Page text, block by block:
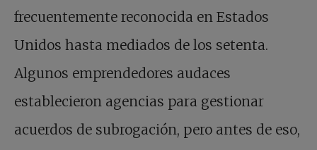
frecuentemente reconocida en Estados
Unidos hasta mediados de los setenta.
Algunos emprendedores audaces
establecieron agencias para gestionar
acuerdos de subrogación, pero antes de eso,